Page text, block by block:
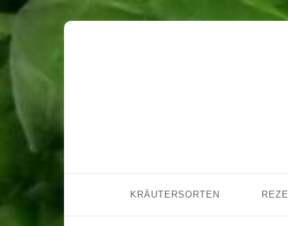
KRÄUTERSORTEN